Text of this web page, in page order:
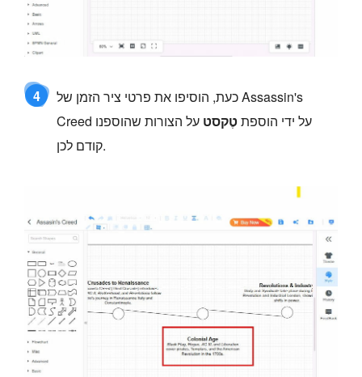
4
כעת, הוסיפו את פרטי ציר הזמן של Assassin's
Creed על ידי הוספתטֶקסט על הצורות שהוספנו
קודם לכן.